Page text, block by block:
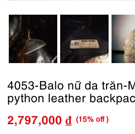
4053-Balo nữ da trăn-
python leather
Giá
2,797,000 ₫
Giá
(15% off )